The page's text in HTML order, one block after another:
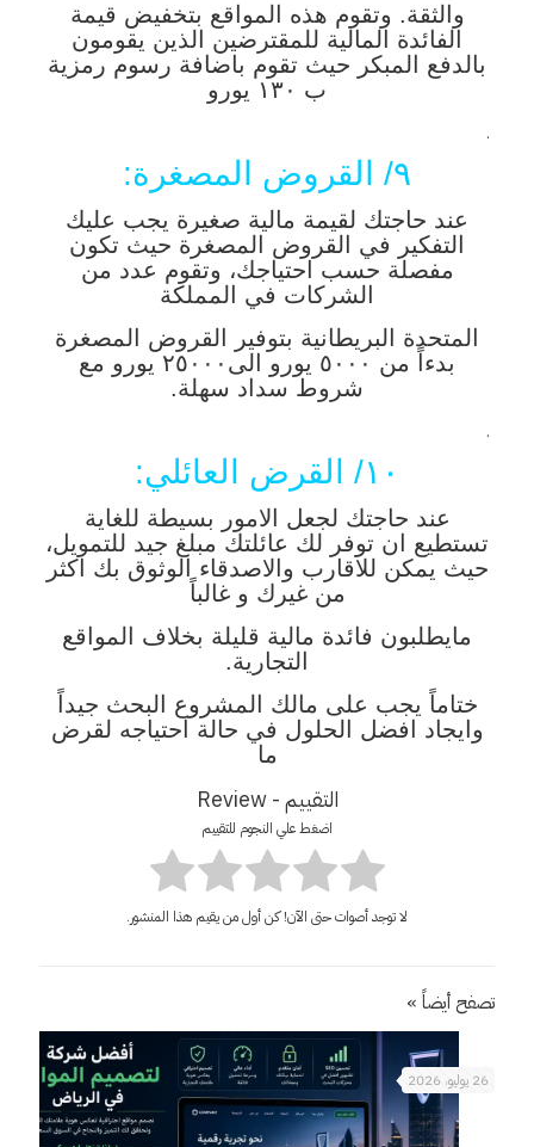
والثقة. وتقوم هذه المواقع بتخفيض قيمة
الفائدة المالية للمقترضين الذين يقومون
بالدفع المبكر حيث تقوم باضافة رسوم رمزية
ب ١٣٠ يورو
.
٩/ القروض المصغرة:
عند حاجتك لقيمة مالية صغيرة يجب عليك
التفكير في القروض المصغرة حيث تكون
مفصلة حسب احتياجك، وتقوم عدد من
الشركات في المملكة
المتحدة البريطانية بتوفير القروض المصغرة
بدءاً من ٥٠٠٠ يورو الى٢٥٠٠٠ يورو مع
شروط سداد سهلة.
.
١٠/ القرض العائلي:
عند حاجتك لجعل الامور بسيطة للغاية
تستطيع ان توفر لك عائلتك مبلغ جيد للتمويل،
حيث يمكن للاقارب والاصدقاء الوثوق بك اكثر
من غيرك و غالباً
مايطلبون فائدة مالية قليلة بخلاف المواقع
التجارية.
ختاماً يجب على مالك المشروع البحث جيداً
وايجاد افضل الحلول في حالة احتياجه لقرض
ما
التقييم - Review
اضغط علي النجوم للتقييم
لا توجد أصوات حتى الآن! كن أول من يقيم هذا المنشور.
تصفح أيضاً »
26 يوليو، 2026